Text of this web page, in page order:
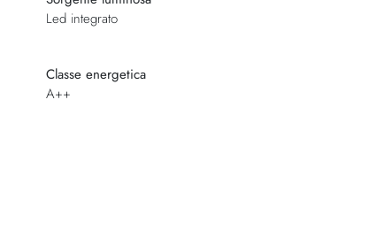
Led integrato
Classe energetica
A++